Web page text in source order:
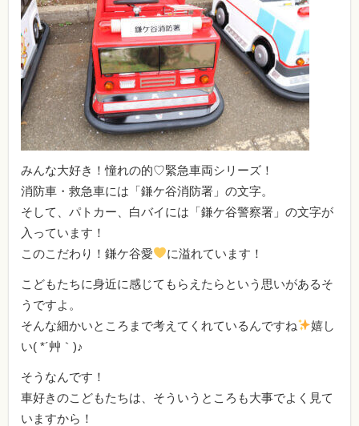
みんな大好き！憧れの的♡緊急車両シリーズ！
消防車・救急車には「鎌ケ谷消防署」の文字。
そして、パトカー、白バイには「鎌ケ谷警察署」の文字が
入っています！
このこだわり！鎌ケ谷愛
に溢れています！
こどもたちに身近に感じてもらえたらという思いがあるそ
うですよ。
そんな細かいところまで考えてくれているんですね
嬉し
い( *´艸｀)♪
そうなんです！
車好きのこどもたちは、そういうところも大事でよく見て
いますから！